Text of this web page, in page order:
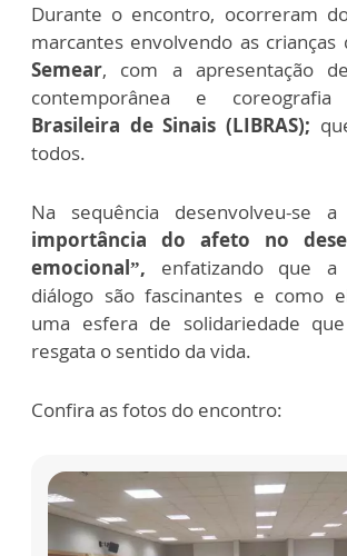
Durante o encontro, ocorreram
marcantes envolvendo as crianças
Semear, com a apresentação de
contemporânea e
Brasileira de Sinais (LIBRAS);
todos.
Na sequência desenvolveu-se a
importância do afeto no
emocional”, enfatizando que
diálogo são fascinantes e como
uma esfera de solidariedade
resgata o sentido da vida.
Confira as fotos do encontro: